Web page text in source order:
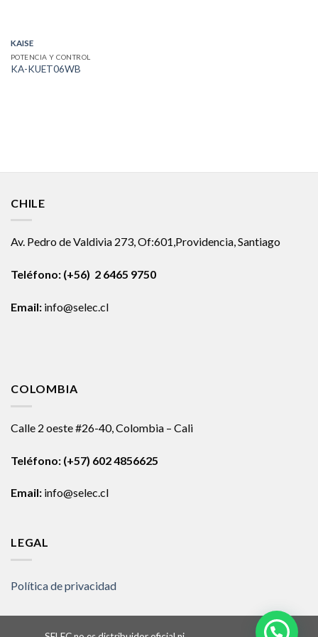
KAISE
POTENCIA Y CONTROL
KA-KUET06WB
CHILE
Av. Pedro de Valdivia 273, Of:601,Providencia, Santiago
Teléfono: (+56) 2 6465 9750
Email: info@selec.cl
COLOMBIA
Calle 2 oeste #26-40, Colombia – Cali
Teléfono: (+57) 602 4856625
Email: info@selec.cl
LEGAL
Política de privacidad